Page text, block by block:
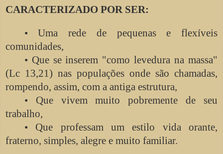
CARACTERIZADO POR SER:
• Uma rede de pequenas e flexíveis
comunidades,
• Que se inserem "como levedura na massa"
(Lc 13,21) nas populações onde são chamadas,
rompendo, assim, com a antiga estrutura,
• Que vivem muito pobremente de seu
trabalho,
• Que professam um estilo vida orante,
fraterno, simples, alegre e muito familiar.